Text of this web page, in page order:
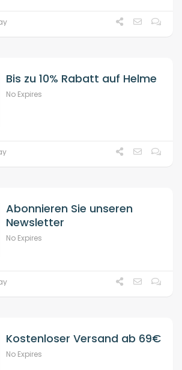
Bis zu 10% Rabatt auf Helme
No Expires
Abonnieren Sie unseren
Newsletter
No Expires
Kostenloser Versand ab 69€
No Expires